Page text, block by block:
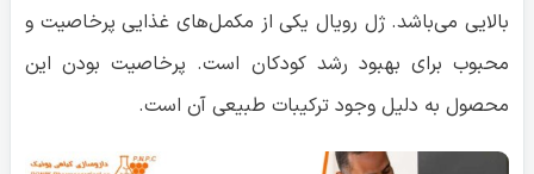
بالایی می‌باشد. ژل رویال یکی از مکمل‌های غذایی پرخاصیت و
محبوب برای بهبود رشد کودکان است. پرخاصیت بودن این
محصول به دلیل وجود ترکیبات طبیعی آن است.